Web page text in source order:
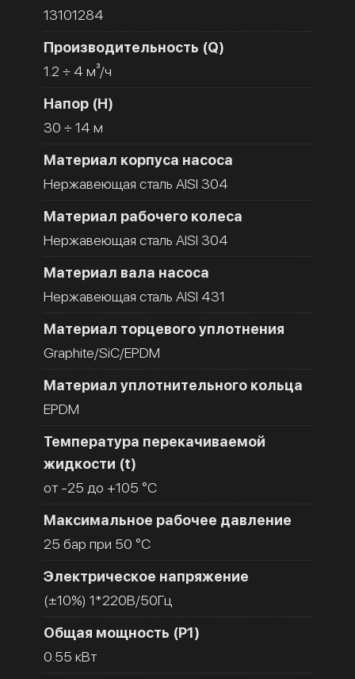
13101284
Производительность (Q)
1.2 ÷ 4 м³/ч
Напор (H)
30 ÷ 14 м
Материал корпуса насоса
Нержавеющая сталь AISI 304
Материал рабочего колеса
Нержавеющая сталь AISI 304
Материал вала насоса
Нержавеющая сталь AISI 431
Материал торцевого уплотнения
Graphite/SiC/EPDM
Материал уплотнительного кольца
EPDM
Температура перекачиваемой
жидкости (t)
от -25 до +105 °C
Максимальное рабочее давление
25 бар при 50 °C
Электрическое напряжение
(±10%) 1*220В/50Гц
Общая мощность (Р1)
0.55 кВт